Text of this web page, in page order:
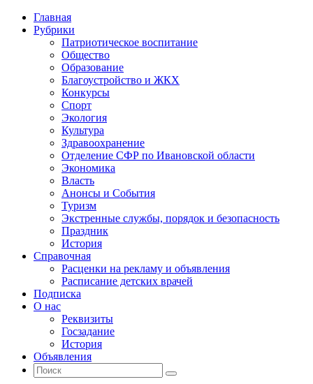
Главная
Рубрики
Патриотическое воспитание
Общество
Образование
Благоустройство и ЖКХ
Конкурсы
Спорт
Экология
Культура
Здравоохранение
Отделение СФР по Ивановской области
Экономика
Власть
Анонсы и События
Туризм
Экстренные службы, порядок и безопасность
Праздник
История
Справочная
Расценки на рекламу и объявления
Расписание детских врачей
Подписка
О нас
Реквизиты
Госзадание
История
Объявления
Поиск
Искать:
Поиск